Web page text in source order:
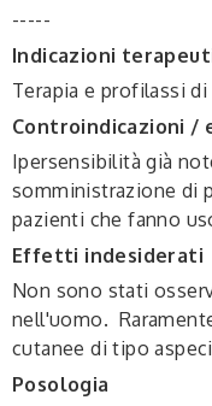
-----
Indicazioni
Terapia e profilassi
Controindicazioni
Ipersensibilità già
somministrazione di
pazienti che fanno
Effetti indesiderati
Non sono stati
nell'uomo.
cutanee di tipo
Posologia